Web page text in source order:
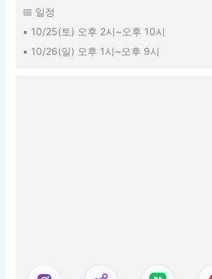
📅 일정
▪️ 10/25(토) 오후 2시~오후 10시
️▪️ 10/26(일) 오후 1시~오후 9시